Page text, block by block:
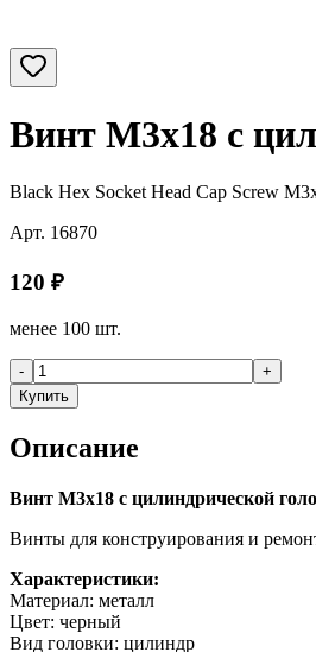
Винт M3x18 с
Black Hex Socket Head Cap Screw
Арт. 16870
120 ₽
менее 100 шт.
-
+
Купить
Описание
Винт M3x18 с цилиндрической
Винты для конструирования и
Характеристики:
Материал: металл
Цвет: черный
Вид головки: цилиндр